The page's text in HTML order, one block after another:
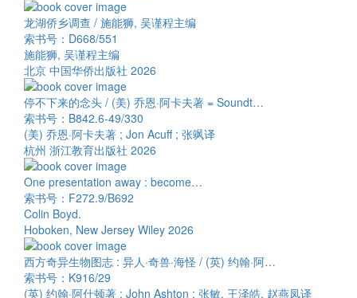
龙湖侨乡调查 / 施能狮, 吴谨程主编
索书号：D668/551
施能狮, 吴谨程主编
北京 中国华侨出版社 2026
停不下来的念头 / (美) 乔恩·阿卡夫著 = Soundt…
索书号：B842.6-49/330
(美) 乔恩·阿卡夫著 ; Jon Acuff ; 张飒译
杭州 浙江教育出版社 2026
One presentation away : become…
索书号：F272.9/B692
Colin Boyd.
Hoboken, New Jersey Wiley 2026
西方奇异生物图志 : 异人·奇兽·海怪 / (英) 约翰·阿…
索书号：K916/29
(英) 约翰·阿什顿著 ; John Ashton ; 张敏, 王泽皓, 赵燕凤译